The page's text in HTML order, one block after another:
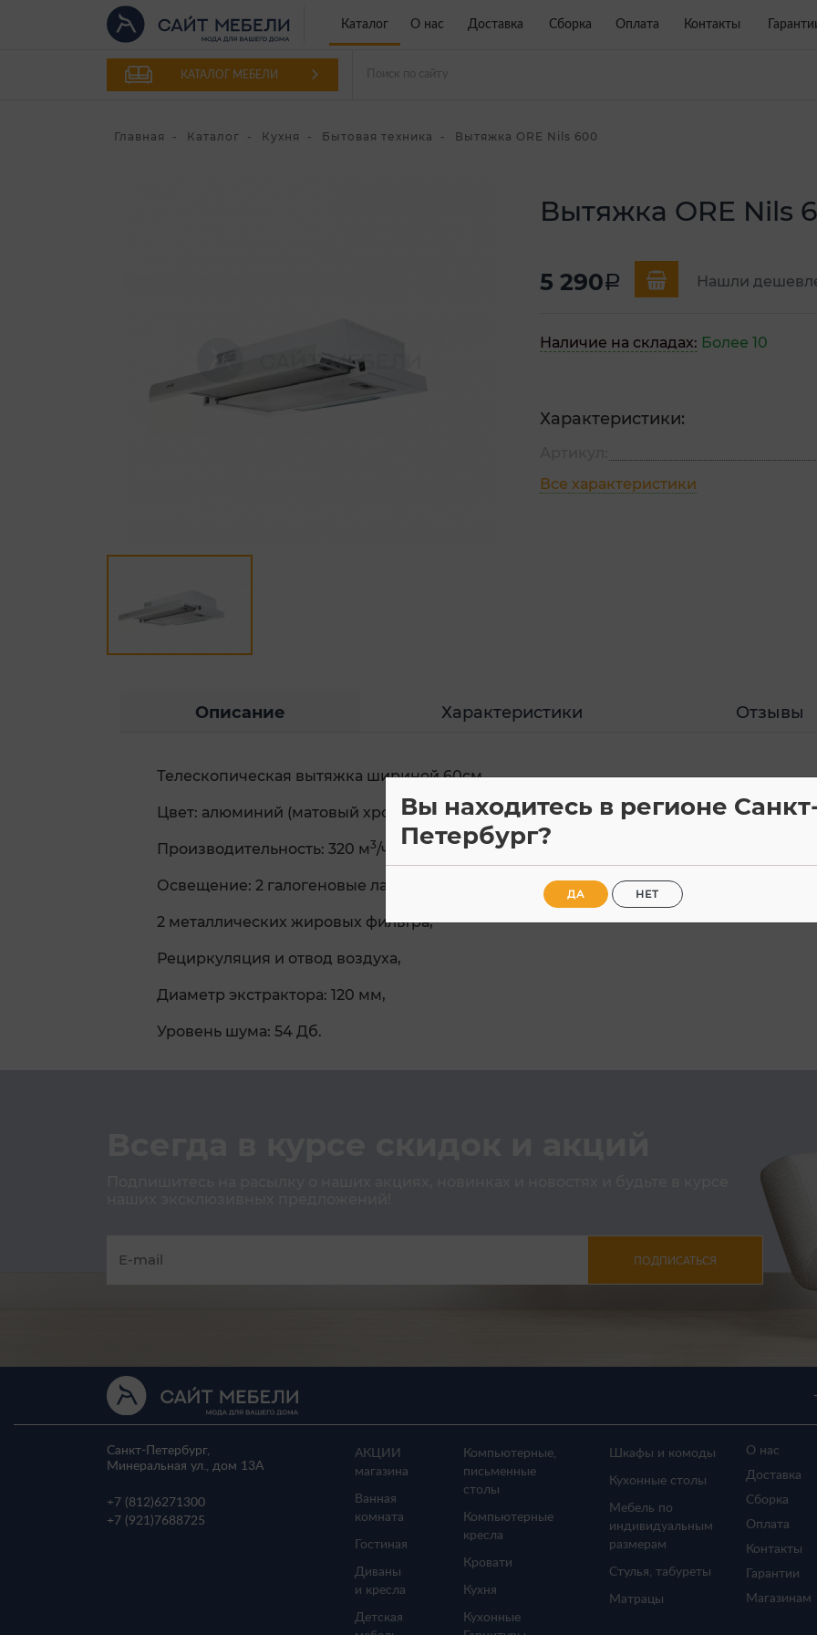
Каталог О нас Доставка Сборка Оплата Контакты
КАТАЛОГ МЕБЕЛИ
Главная Каталог Кухня Бытовая техника Вытяжка ORE Nils 600
Вытяжка ORE Nils
5 290a Нашли
Наличие на складах: Более 10
Характеристики:
Все характеристики
Описание Характеристики Отзывы
Телескопическая вытяжка шириной 60см,
Цвет: алюминий (матовый хром),
Производительность: 320 м3/ч,
Освещение: 2 галогеновые лампы по 20 Вт,
2 металлических жировых фильтра,
Рециркуляция и отвод воздуха,
Диаметр экстрактора: 120 мм,
Уровень шума: 54 Дб.
ПОДПИСАТЬСЯ
Санкт-Петербург,
Минеральная ул., дом 13A
+7 (812)6271300
+7 (921) 7688725
АКЦИИ
магазина
Ванная
комната
Гостиная
Диваны
и кресла
Детская
Компьютерные,
письменные
столы
Компьютерные
кресла
Кровати
Кухня
Кухонные
Шкафы и комоды
Кухонные столы
Мебель по
индивидуальным
размерам
Стулья, табуреты
Матрацы
О нас
Доставка
Сборка
Оплата
Контакты
Гарантии
Магазинам
Вы находитесь в регионе
Петербург?
ДА НЕТ